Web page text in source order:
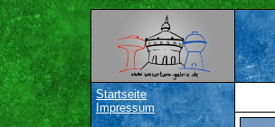
Startseite
Impressum